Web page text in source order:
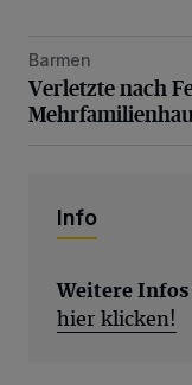
Verletzte nach
Barmen
Verletzte nach
Info
Weitere
hier klicken!